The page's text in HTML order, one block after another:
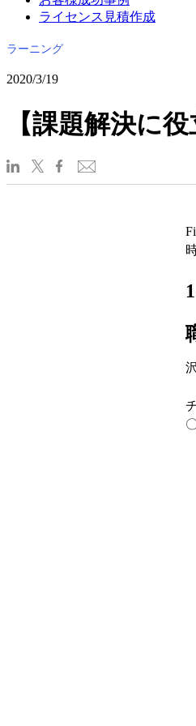
ライセンス見積作成
ラーニング
2020/3/19
【課題解決に